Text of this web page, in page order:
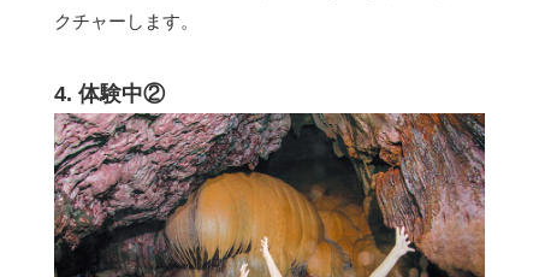
クチャーします。
4. 体験中②